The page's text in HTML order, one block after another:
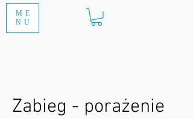
ME
NU
Zabieg - porażenie